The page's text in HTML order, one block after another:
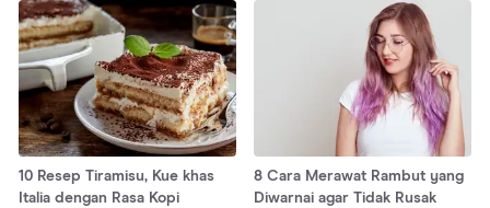
10 Resep Tiramisu, Kue khas
Italia dengan Rasa Kopi
8 Cara Merawat Rambut yang
Diwarnai agar Tidak Rusak